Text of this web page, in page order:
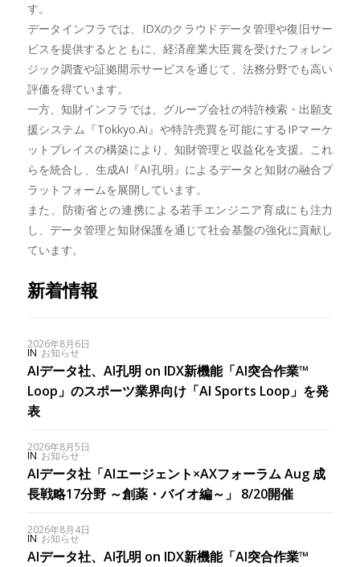
す。
データインフラでは、IDXのクラウドデータ管理や復旧サー
ビスを提供するとともに、経済産業大臣賞を受けたフォレン
ジック調査や証拠開示サービスを通じて、法務分野でも高い
評価を得ています。
一方、知財インフラでは、グループ会社の特許検索・出願支
援システム『Tokkyo.Ai』や特許売買を可能にするIPマーケ
ットプレイスの構築により、知財管理と収益化を支援。これ
らを統合し、生成AI『AI孔明』によるデータと知財の融合プ
ラットフォームを展開しています。
また、防衛省との連携による若手エンジニア育成にも注力
し、データ管理と知財保護を通じて社会基盤の強化に貢献し
ています。
新着情報
2026年8月6日
IN お知らせ
AIデータ社、AI孔明 on IDX新機能「AI突合作業™︎
Loop」のスポーツ業界向け「AI Sports Loop」を発
表
2026年8月5日
IN お知らせ
AIデータ社「AIエージェント×AXフォーラム Aug 成
長戦略17分野 ～創薬・バイオ編～」 8/20開催
2026年8月4日
IN お知らせ
AIデータ社、AI孔明 on IDX新機能「AI突合作業™︎